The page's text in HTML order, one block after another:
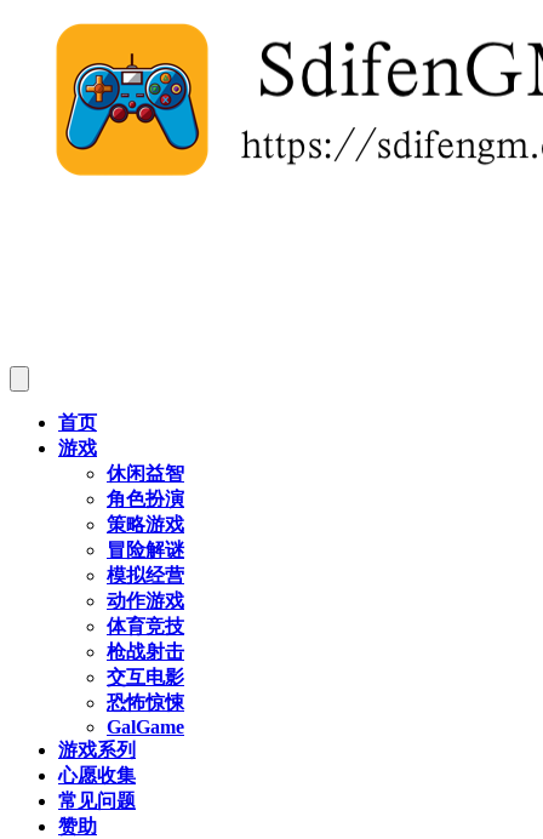
首页
游戏
休闲益智
角色扮演
策略游戏
冒险解谜
模拟经营
动作游戏
体育竞技
枪战射击
交互电影
恐怖惊悚
GalGame
游戏系列
心愿收集
常见问题
赞助